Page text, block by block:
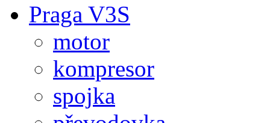
Praga V3S
motor
kompresor
spojka